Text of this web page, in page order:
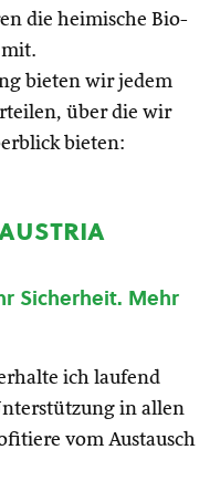
die heimische Bio-
bieten wir jedem
über die wir
bieten:
Sicherheit. Mehr
ich laufend
in allen
vom Austausch